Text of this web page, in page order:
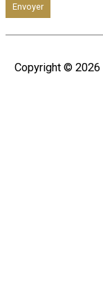
Envoyer
Copyright © 2026